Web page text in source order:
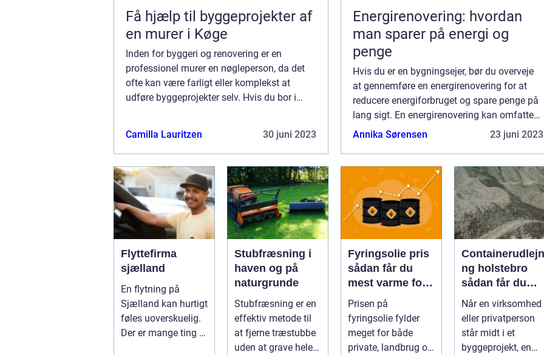
Få hjælp til byggeprojekter af
en murer i Køge
Inden for byggeri og renovering er en
professionel murer en nøgleperson, da det
ofte kan være farligt eller komplekst at
udføre byggeprojekter selv. Hvis du bor i
Camilla Lauritzen 30 juni 2023
Energirenovering: hvordan
man sparer på energi og
penge
Hvis du er en bygningsejer, bør du overveje
at gennemføre en energirenovering for at
reducere energiforbruget og spare penge på
lang sigt. En energirenovering kan omfatte
en række foranstaltninger, som øger
Annika Sørensen 23 juni 2023
Flyttefirma
sjælland
En flytning på
Sjælland kan hurtigt
føles uoverskuelig.
Der er mange ting at
Stubfræsning i
haven og på
naturgrunde
Stubfræsning er en
effektiv metode til
at fjerne træstubbe
uden at grave hele
Fyringsolie pris
sådan får du
mest varme for
pengene
Prisen på
fyringsolie fylder
meget for både
private, landbrug og
ng holstebro
sådan får du
styr på affald
materialer
Når en virksomhed
eller privatperson
står midt i et
byggeprojekt, en